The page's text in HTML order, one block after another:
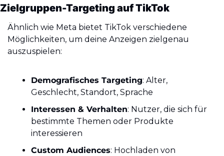
Zielgruppen-Targeting auf TikTok
Ähnlich wie Meta bietet TikTok verschiedene
Möglichkeiten, um deine Anzeigen zielgenau
auszuspielen:
Demografisches Targeting: Alter,
Geschlecht, Standort, Sprache
Interessen & Verhalten: Nutzer, die sich für
bestimmte Themen oder Produkte
interessieren
Custom Audiences: Hochladen von